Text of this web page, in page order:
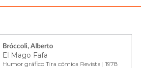
Bróccoli, Alberto
El Mago Fafa
Humor gráfico Tira cómica Revista | 1978